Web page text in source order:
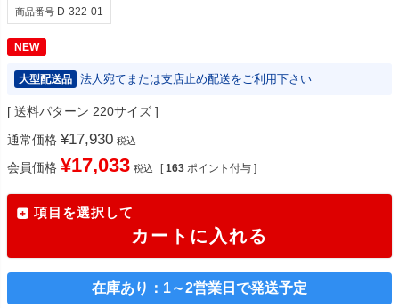
商品番号 D-322-01
NEW
大型配送品 法人宛てまたは支店止め配送をご利用下さい
送料パターン 220サイズ
通常価格 ¥17,930 税込
会員価格 ¥17,033 税込 [ 163 ポイント付与 ]
項目を選択して
カートに入れる
在庫あり：1～2営業日で発送予定